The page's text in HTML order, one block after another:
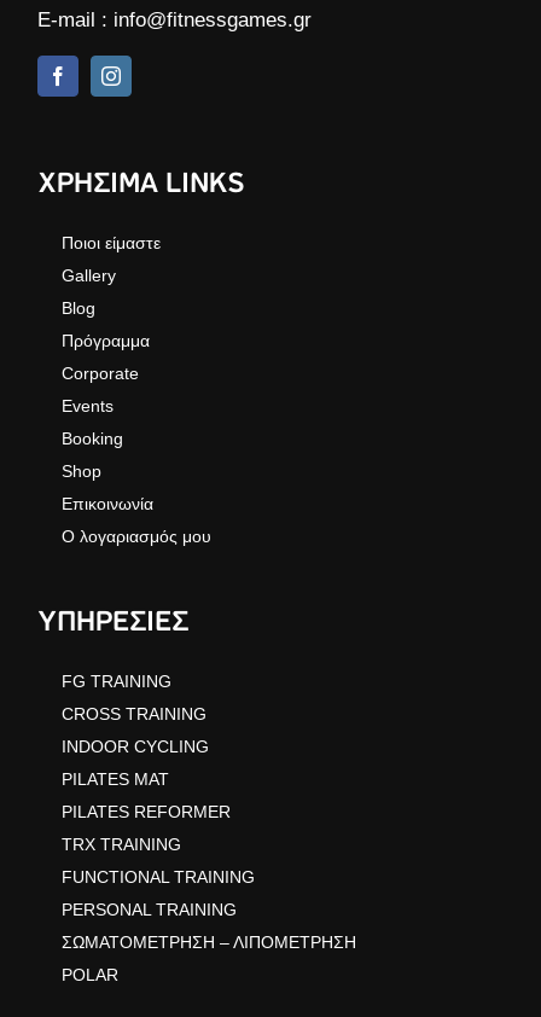
E-mail : info@fitnessgames.gr
ΧΡΗΣΙΜΑ LINKS
Ποιοι είμαστε
Gallery
Blog
Πρόγραμμα
Corporate
Events
Booking
Shop
Επικοινωνία
Ο λογαριασμός μου
ΥΠΗΡΕΣΙΕΣ
FG TRAINING
CROSS TRAINING
INDOOR CYCLING
PILATES MAT
PILATES REFORMER
TRX TRAINING
FUNCTIONAL TRAINING
PERSONAL TRAINING
ΣΩΜΑΤΟΜΕΤΡΗΣΗ – ΛΙΠΟΜΕΤΡΗΣΗ
POLAR